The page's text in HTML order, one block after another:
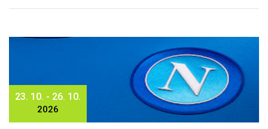
23. 10. - 26. 10.
2026